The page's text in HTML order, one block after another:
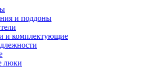
и поддоны
и комплектующие
люки